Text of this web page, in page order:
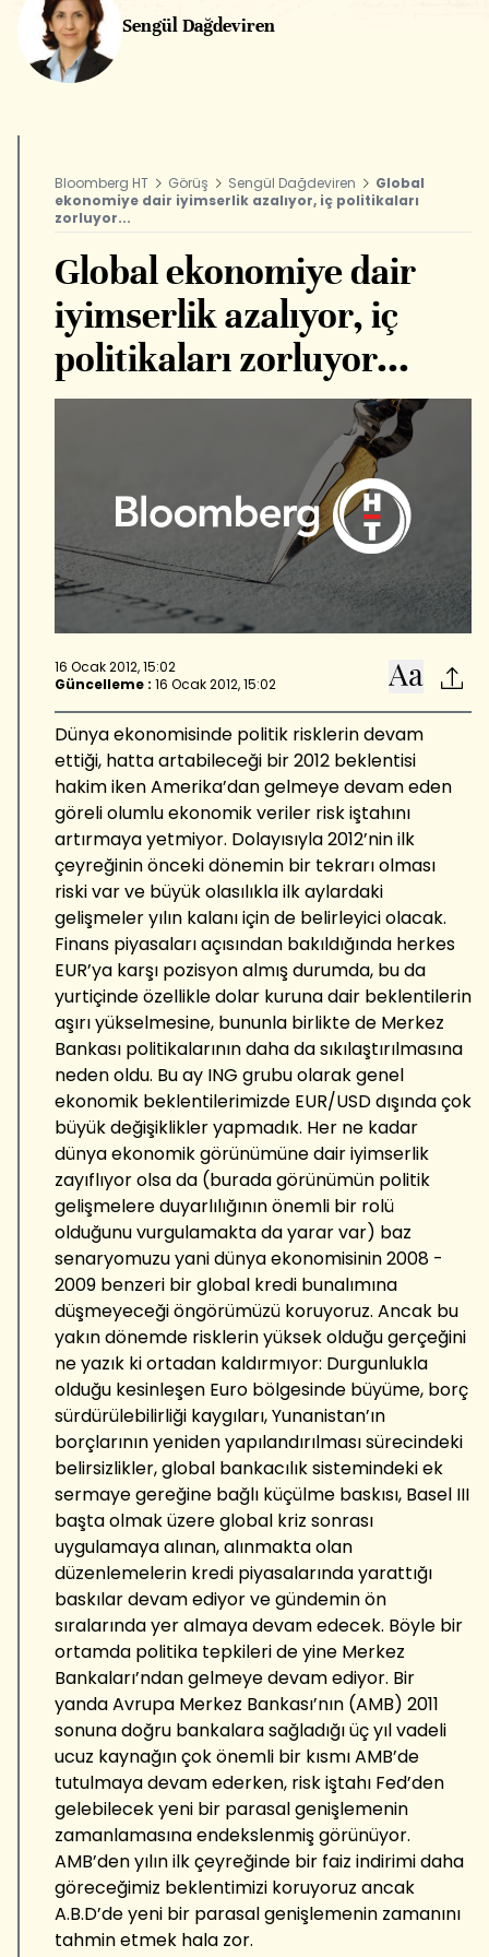
Sengül Dağdeviren
Bloomberg HT Görüş Sengül Dağdeviren
Global
ekonomiye dair iyimserlik azalıyor, iç politikaları
zorluyor...
Global ekonomiye dair
iyimserlik azalıyor, iç
politikaları zorluyor...
16 Ocak 2012, 15:02
Güncelleme : 16 Ocak 2012, 15:02
Dünya ekonomisinde politik risklerin devam
ettiği, hatta artabileceği bir 2012 beklentisi
hakim iken Amerika’dan gelmeye devam eden
göreli olumlu ekonomik veriler risk iştahını
artırmaya yetmiyor. Dolayısıyla 2012’nin ilk
çeyreğinin önceki dönemin bir tekrarı olması
riski var ve büyük olasılıkla ilk aylardaki
gelişmeler yılın kalanı için de belirleyici olacak.
Finans piyasaları açısından bakıldığında herkes
EUR’ya karşı pozisyon almış durumda, bu da
yurtiçinde özellikle dolar kuruna dair beklentilerin
aşırı yükselmesine, bununla birlikte de Merkez
Bankası politikalarının daha da sıkılaştırılmasına
neden oldu. Bu ay ING grubu olarak genel
ekonomik beklentilerimizde EUR/USD dışında çok
büyük değişiklikler yapmadık. Her ne kadar
dünya ekonomik görünümüne dair iyimserlik
zayıflıyor olsa da (burada görünümün politik
gelişmelere duyarlılığının önemli bir rolü
olduğunu vurgulamakta da yarar var) baz
senaryomuzu yani dünya ekonomisinin 2008 -
2009 benzeri bir global kredi bunalımına
düşmeyeceği öngörümüzü koruyoruz. Ancak bu
yakın dönemde risklerin yüksek olduğu gerçeğini
ne yazık ki ortadan kaldırmıyor: Durgunlukla
olduğu kesinleşen Euro bölgesinde büyüme, borç
sürdürülebilirliği kaygıları, Yunanistan’ın
borçlarının yeniden yapılandırılması sürecindeki
belirsizlikler, global bankacılık sistemindeki ek
sermaye gereğine bağlı küçülme baskısı, Basel III
başta olmak üzere global kriz sonrası
uygulamaya alınan, alınmakta olan
düzenlemelerin kredi piyasalarında yarattığı
baskılar devam ediyor ve gündemin ön
sıralarında yer almaya devam edecek. Böyle bir
ortamda politika tepkileri de yine Merkez
Bankaları’ndan gelmeye devam ediyor. Bir
yanda Avrupa Merkez Bankası’nın (AMB) 2011
sonuna doğru bankalara sağladığı üç yıl vadeli
ucuz kaynağın çok önemli bir kısmı AMB’de
tutulmaya devam ederken, risk iştahı Fed’den
gelebilecek yeni bir parasal genişlemenin
zamanlamasına endekslenmiş görünüyor.
AMB’den yılın ilk çeyreğinde bir faiz indirimi daha
göreceğimiz beklentimizi koruyoruz ancak
A.B.D’de yeni bir parasal genişlemenin zamanını
tahmin etmek hala zor.